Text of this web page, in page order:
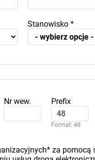
Stanowisko *
Nr wew. Prefix
Format: 48
za